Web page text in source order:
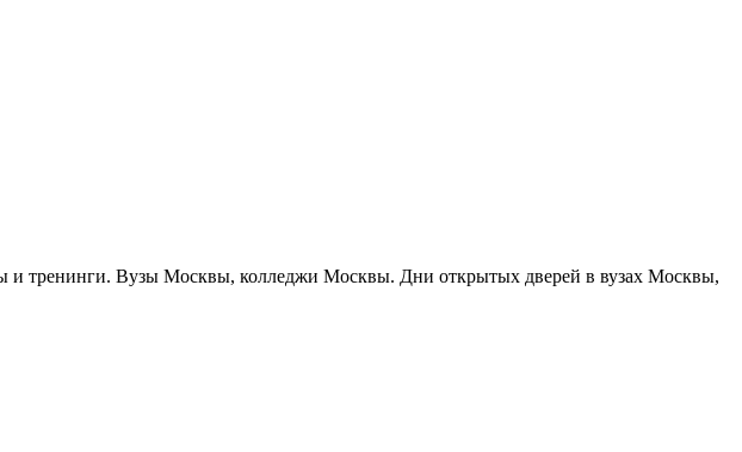
и тренинги. Вузы Москвы, колледжи Москвы. Дни открытых дверей в вузах Москвы,